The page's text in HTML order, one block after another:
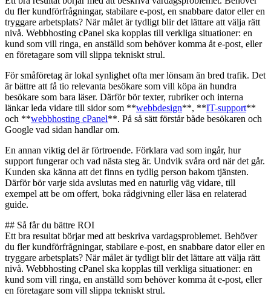
du fler kundförfrågningar, stabilare e-post, en snabbare dator eller en
tryggare arbetsplats? När målet är tydligt blir det lättare att välja rätt
nivå. Webbhosting cPanel ska kopplas till verkliga situationer: en
kund som vill ringa, en anställd som behöver komma åt e-post, eller
en företagare som vill slippa tekniskt strul.
För småföretag är lokal synlighet ofta mer lönsam än bred trafik. Det
är bättre att få tio relevanta besökare som vill köpa än hundra
besökare som bara läser. Därför bör texter, rubriker och interna
länkar leda vidare till sidor som **webbdesign**, **IT-support**
och **webbhosting cPanel**. På så sätt förstår både besökaren och
Google vad sidan handlar om.
En annan viktig del är förtroende. Förklara vad som ingår, hur
support fungerar och vad nästa steg är. Undvik svåra ord när det går.
Kunden ska känna att det finns en tydlig person bakom tjänsten.
Därför bör varje sida avslutas med en naturlig väg vidare, till
exempel att be om offert, boka rådgivning eller läsa en relaterad
guide.
## Så får du bättre ROI
Ett bra resultat börjar med att beskriva vardagsproblemet. Behöver
du fler kundförfrågningar, stabilare e-post, en snabbare dator eller en
tryggare arbetsplats? När målet är tydligt blir det lättare att välja rätt
nivå. Webbhosting cPanel ska kopplas till verkliga situationer: en
kund som vill ringa, en anställd som behöver komma åt e-post, eller
en företagare som vill slippa tekniskt strul.